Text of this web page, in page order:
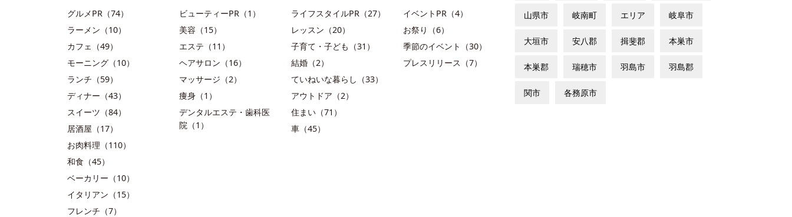
グルメPR（74）
ラーメン（10）
カフェ（49）
モーニング（10）
ランチ（59）
ディナー（43）
スイーツ（84）
居酒屋（17）
お肉料理（110）
和食（45）
ベーカリー（10）
イタリアン（15）
フレンチ（7）
ビューティーPR（1）
美容（15）
エステ（11）
ヘアサロン（16）
マッサージ（2）
痩身（1）
デンタルエステ・歯科医
院（1）
ライフスタイルPR（27）
レッスン（20）
子育て・子ども（31）
結婚（2）
ていねいな暮らし（33）
アウトドア（2）
住まい（71）
車（45）
イベントPR（4）
お祭り（6）
季節のイベント（30）
プレスリリース（7）
山県市 岐南町 エリア 岐阜市
大垣市 安八郡 揖斐郡 本巣市
本巣郡 瑞穂市 羽島市 羽島郡
関市 各務原市